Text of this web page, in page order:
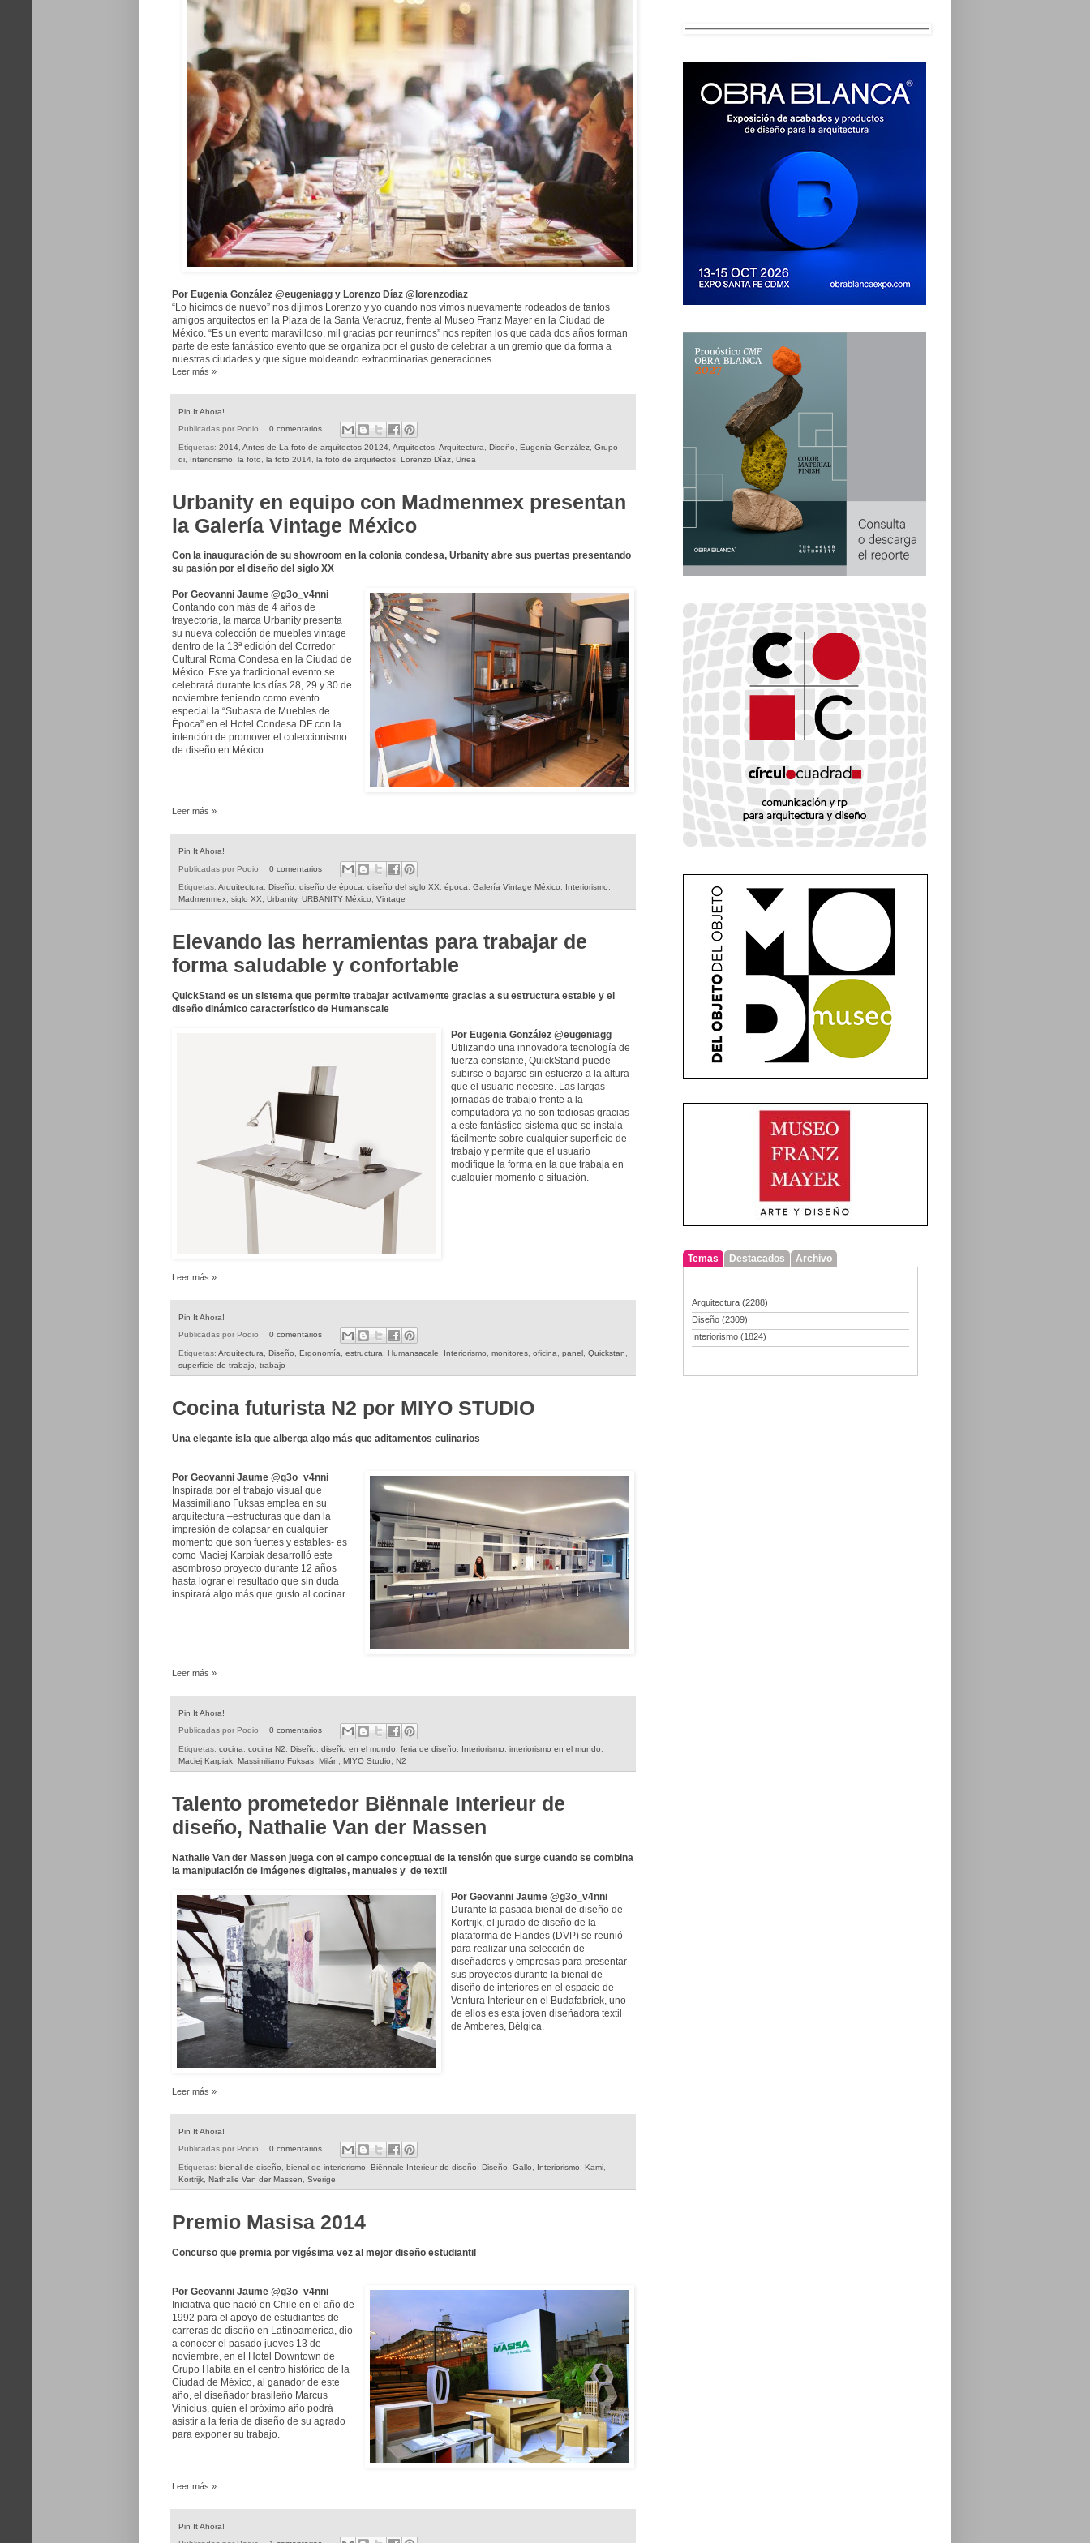
Por Eugenia González @eugeniagg y Lorenzo Díaz @lorenzodiaz
“Lo hicimos de nuevo” nos dijimos Lorenzo y yo cuando nos vimos nuevamente rodeados de tantos
amigos arquitectos en la Plaza de la Santa Veracruz, frente al Museo Franz Mayer en la Ciudad de
México. “Es un evento maravilloso, mil gracias por reunirnos” nos repiten los que cada dos años forman
parte de este fantástico evento que se organiza por el gusto de celebrar a un gremio que da forma a
nuestras ciudades y que sigue moldeando extraordinarias generaciones.
Leer más »
Pin It Ahora!
Publicadas por Podio 0 comentarios
Etiquetas: 2014 Antes de La foto de arquitectos 20124 Arquitectos Arquitectura Diseño Eugenia González Grupo
di
Interiorismo la foto la foto 2014 la foto de arquitectos Lorenzo Díaz Urrea
Urbanity en equipo con Madmenmex presentan
la Galería Vintage México
Con la inauguración de su showroom en la colonia condesa, Urbanity abre sus puertas presentando
su pasión por el diseño del siglo XX
Por Geovanni Jaume @g3o_v4nni
Contando con más de 4 años de
trayectoria, la marca Urbanity presenta
su nueva colección de muebles vintage
dentro de la 13ª edición del Corredor
Cultural Roma Condesa en la Ciudad de
México. Este ya tradicional evento se
celebrará durante los días 28, 29 y 30 de
noviembre teniendo como evento
especial la “Subasta de Muebles de
Época” en el Hotel Condesa DF con la
intención de promover el coleccionismo
de diseño en México.
Leer más »
Pin It Ahora!
Publicadas por Podio 0 comentarios
Etiquetas: Arquitectura, Diseño, diseño de época, diseño del siglo XX, época, Galería Vintage México, Interiorismo,
Madmenmex, siglo XX, Urbanity, URBANITY México, Vintage
Elevando las herramientas para trabajar de
forma saludable y confortable
QuickStand es un sistema que permite trabajar activamente gracias a su estructura estable y el
diseño dinámico característico de Humanscale
Por Eugenia González @eugeniagg
Utilizando una innovadora tecnología de
fuerza constante, QuickStand puede
subirse o bajarse sin esfuerzo a la altura
que el usuario necesite. Las largas
jornadas de trabajo frente a la
computadora ya no son tediosas gracias
a este fantástico sistema que se instala
fácilmente sobre cualquier superficie de
trabajo y permite que el usuario
modifique la forma en la que trabaja en
cualquier momento o situación.
Leer más »
Pin It Ahora!
Publicadas por Podio 0 comentarios
Etiquetas: Arquitectura, Diseño, Ergonomía, estructura, Humansacale, Interiorismo, monitores, oficina, panel, Quickstan,
superficie de trabajo, trabajo
Cocina futurista N2 por MIYO STUDIO
Una elegante isla que alberga algo más que aditamentos culinarios
Por Geovanni Jaume @g3o_v4nni
Inspirada por el trabajo visual que
Massimiliano Fuksas emplea en su
arquitectura –estructuras que dan la
impresión de colapsar en cualquier
momento que son fuertes y estables- es
como Maciej Karpiak desarrolló este
asombroso proyecto durante 12 años
hasta lograr el resultado que sin duda
inspirará algo más que gusto al cocinar.
Leer más »
Pin It Ahora!
Publicadas por Podio 0 comentarios
Etiquetas: cocina cocina N2 Diseño diseño en el mundo feria de diseño Interiorismo interiorismo en el mundo
Maciej Karpiak Massimiliano Fuksas Milán MIYO Studio N2
Talento prometedor Biënnale Interieur de
diseño, Nathalie Van der Massen
Nathalie Van der Massen juega con el campo conceptual de la tensión que surge cuando se combina
la manipulación de imágenes digitales, manuales y de textil
Por Geovanni Jaume @g3o_v4nni
Durante la pasada bienal de diseño de
Kortrijk, el jurado de diseño de la
plataforma de Flandes (DVP) se reunió
para realizar una selección de
diseñadores y empresas para presentar
sus proyectos durante la bienal de
diseño de interiores en el espacio de
Ventura Interieur en el Budafabriek, uno
de ellos es esta joven diseñadora textil
de Amberes, Bélgica.
Leer más »
Pin It Ahora!
Publicadas por Podio 0 comentarios
Etiquetas: bienal de diseño bienal de interiorismo Biënnale Interieur de diseño Diseño Gallo Interiorismo Kami
Kortrijk Nathalie Van der Massen Sverige
Premio Masisa 2014
Concurso que premia por vigésima vez al mejor diseño estudiantil
Por Geovanni Jaume @g3o_v4nni
Iniciativa que nació en Chile en el año de
1992 para el apoyo de estudiantes de
carreras de diseño en Latinoamérica, dio
a conocer el pasado jueves 13 de
noviembre, en el Hotel Downtown de
Grupo Habita en el centro histórico de la
Ciudad de México, al ganador de este
año, el diseñador brasileño Marcus
Vinicius, quien el próximo año podrá
asistir a la feria de diseño de su agrado
para exponer su trabajo.
Leer más »
Pin It Ahora!
Temas Destacados Archivo
Arquitectura (2288)
Diseño (2309)
Interiorismo (1824)